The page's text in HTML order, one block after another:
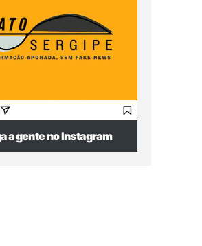
a gente no Instagram